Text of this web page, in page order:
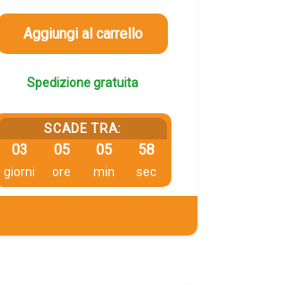
Aggiungi al carrello
Spedizione gratuita
SCADE TRA:
03
giorni
05
ore
05
min
57
sec